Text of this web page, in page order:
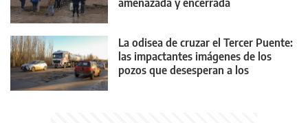
amenazada y encerrada
La odisea de cruzar el Tercer Puente:
las impactantes imágenes de los
pozos que desesperan a los